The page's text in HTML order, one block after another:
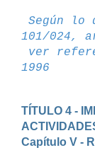
Según lo
101/024,
ver
1996
TÍTULO 4 -
Capítulo V -